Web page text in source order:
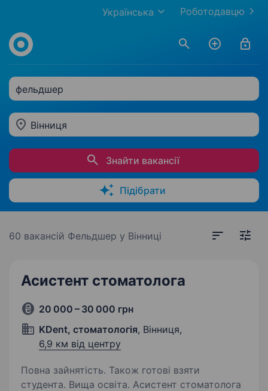
Роботодавцю
Українська
фельдшер
Вінниця
Знайти вакансії
Підібрати
60 вакансій Фельдшер у Вінниці
Асистент стоматолога
20 000 – 30 000 грн
KDent, стоматологія, Вінниця,
6,9 км від центру
Повна зайнятість. Також готові взяти
студента. Вища освіта. Асистент стоматолога